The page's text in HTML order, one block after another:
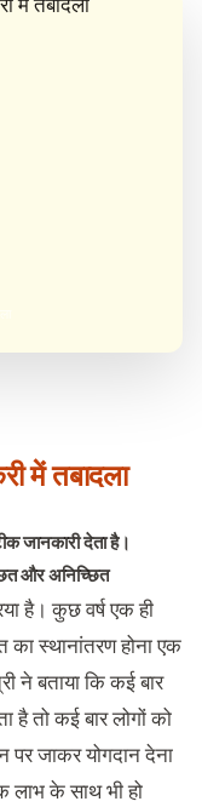
में तबादला
जानकारी देता है।
और अनिच्छित
है। कुछ वर्ष एक ही
का स्थानांतरण होना एक
ने बताया कि कई बार
तो कई बार लोगों को
पर जाकर योगदान देना
लाभ के साथ भी हो